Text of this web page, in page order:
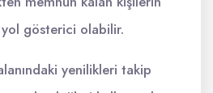
gösterici olabilir.
yenilikleri takip